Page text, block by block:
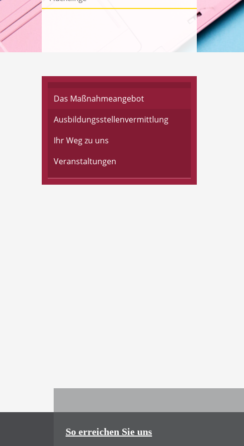
Das Maßnahmeangebot
Ausbildungsstellenvermittlung
Ihr Weg zu uns
Veranstaltungen
So erreichen Sie uns
Sozialversicherung
Antragstellung
Formulare